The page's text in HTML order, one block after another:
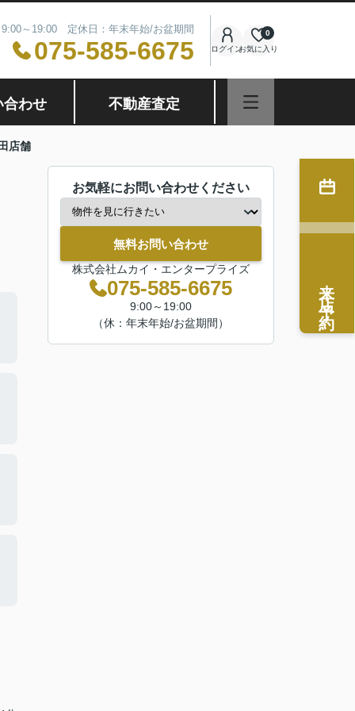
～19:00 定休日：年末年始/お盆期間
075-585-6675 ログインお気に入り
0
合わせ 不動産査定
店舗
お気軽にお問い合わせください
無料お問い合わせ
株式会社ムカイ・エンタープライズ
075-585-6675
9:00～19:00
（休：年末年始/お盆期間）
来店予約